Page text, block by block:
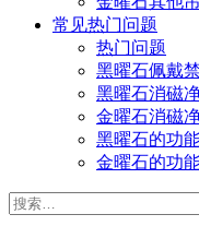
常见热门问题
热门问题
黑曜石佩戴
黑曜石消磁
金曜石消磁
黑曜石的功
金曜石的功
搜